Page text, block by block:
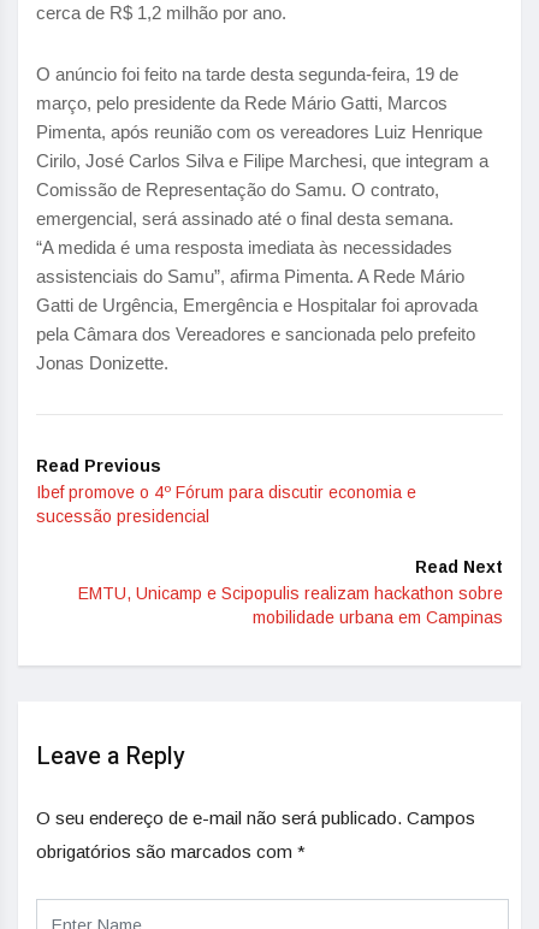
cerca de R$ 1,2 milhão por ano.
O anúncio foi feito na tarde desta segunda-feira, 19 de
março, pelo presidente da Rede Mário Gatti, Marcos
Pimenta, após reunião com os vereadores Luiz Henrique
Cirilo, José Carlos Silva e Filipe Marchesi, que integram a
Comissão de Representação do Samu. O contrato,
emergencial, será assinado até o final desta semana.
“A medida é uma resposta imediata às necessidades
assistenciais do Samu”, afirma Pimenta. A Rede Mário
Gatti de Urgência, Emergência e Hospitalar foi aprovada
pela Câmara dos Vereadores e sancionada pelo prefeito
Jonas Donizette.
Read Previous
Ibef promove o 4º Fórum para discutir economia e
sucessão presidencial
Read Next
EMTU, Unicamp e Scipopulis realizam hackathon sobre
mobilidade urbana em Campinas
Leave a Reply
O seu endereço de e-mail não será publicado. Campos
obrigatórios são marcados com *